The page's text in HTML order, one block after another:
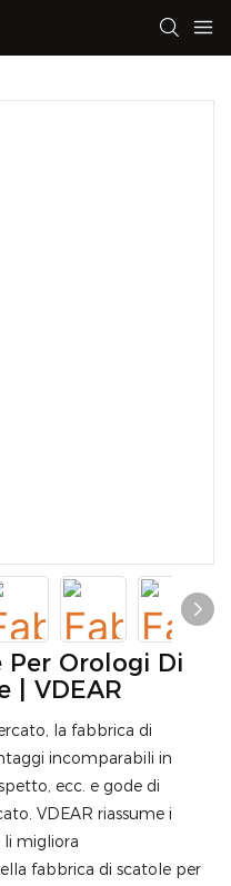
Per Orologi Di
| VDEAR
la fabbrica di
incomparabili in
ecc. e gode di
VDEAR riassume i
migliora
fabbrica di scatole per